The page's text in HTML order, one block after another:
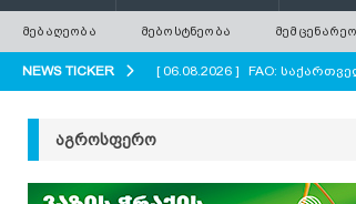
ᲛᲔᲑᲐᲦᲔᲝᲑᲐ ᲛᲔᲑᲝᲡᲢᲜᲔᲝᲑᲐ
NEWS TICKER [ 06.08.2026 ] FAO:
ძველი ხე
ყოველთვის მოჭრილ ხეს?
ᲐᲒᲠᲝᲡᲤᲔᲠᲝ